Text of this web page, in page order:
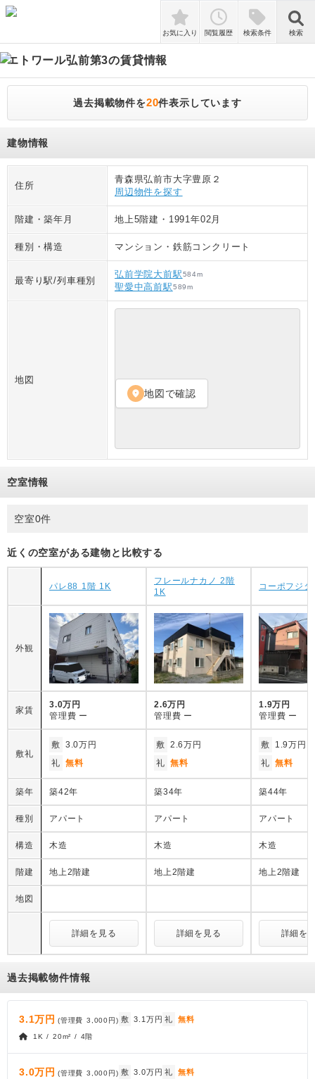
検索
お気に入り 閲覧履歴 検索条件 検索
エトワール弘前第3の賃貸情報
過去掲載物件を20件表示しています
建物情報
住所
青森県弘前市大字豊原２
周辺物件を探す
階建・築年月 地上5階建 ・ 1991年02月
種別・構造 マンション ・ 鉄筋コンクリート
最寄り駅/列車種別
弘前学院大前駅584m
聖愛中高前駅589m
地図
location_on 地図で確認
空室情報
空室0件
近くの空室がある建物と比較する
パレ88 1階 1K
フレールナカノ 2階
1K
コーポフジ
外観
家賃
3.0万円
管理費 ー
2.6万円
管理費 ー
1.9万円
管理費 ー
敷礼
敷 3.0万円
礼 無料
敷 2.6万円
礼 無料
敷
1.9万円
礼 無料
築年 築42年 築34年 築44年
種別 アパート アパート アパート
構造 木造 木造 木造
階建 地上2階建 地上2階建 地上2階建
地図
詳細を見る 詳細を見る 詳細を
過去掲載物件情報
3.1万円 (管理費 3,000円) 敷 3.1万円 礼 無料
1K / 20m² / 4階
3.0万円 (管理費 3,000円 ) 敷 3.0万円 礼 無料